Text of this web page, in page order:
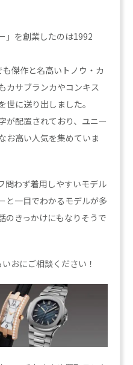
」を創業したのは1992
傑作と名高いトノウ・カ
カサブランカやコンキス
に送り出しました。
が配置されており、ユニー
お高い人気を集めていま
問わず着用しやすいモデル
と一目でわかるモデルが多
のきっかけにもなりそうで
おにご相談ください！